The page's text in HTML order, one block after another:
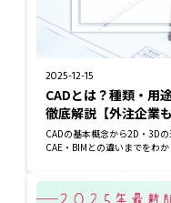
2025-12-15
CADとは？種類・用
徹底解説【外注企業も
CADの基本概念から2D・3D
CAE・BIMとの違いまでをわ